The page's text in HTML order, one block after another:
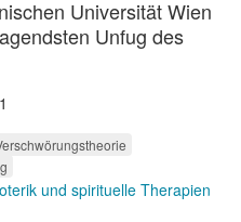
Universität Wien
Unfug des
und spirituelle Therapien